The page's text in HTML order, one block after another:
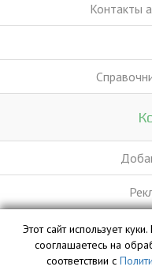
Контакты
База данных сайта
собственностью ООО
Этот сайт использует
сооглашаетесь на
соответствии с